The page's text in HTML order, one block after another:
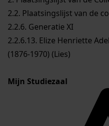
2.2. Plaatsingslijst van de
2.2.6. Generatie XI
2.2.6.13. Elize Henriette
(1876-1970) (Lies)
Mijn Studiezaal